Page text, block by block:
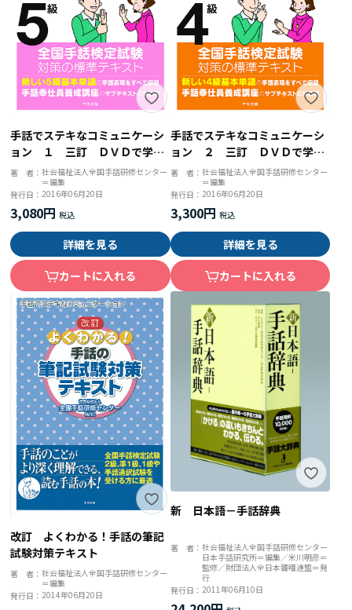
手話でステキなコミュニケーシ
ョン １ 三訂 ＤＶＤで学ぶ
手話の本 全国手話検定試験５
級対応
著 者：社会福祉法人全国手話研修センター
＝編集
発行日：2016年06月20日
3,080円
詳細を見る
カートに入れる
手話でステキなコミュニケーシ
ョン ２ 三訂 ＤＶＤで学ぶ
手話の本 全国手話検定試験４
級対応
著 者： 社会福祉法人全国手話研修センター
＝編集
発行日： 2016年06月20日
3,300円
詳細を見る
カートに入れる
改訂 よくわかる！手話の筆記
試験対策テキスト
著 者：社会福祉法人全国手話研修センター
＝編集
発行日：2014年06月20日
新 日本語－手話辞典
著 者： 社会福祉法人全国手話研修センター
日本手話研究所＝編集／米川明彦＝
監修／財団法人全日本聾唖連盟＝発
行
発行日： 2011年06月10日